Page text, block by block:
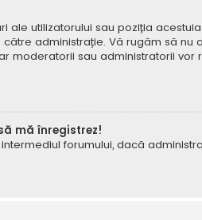
utilizatorului sau poziția
administrație. Vă rugăm să
moderatorii sau administratorii
mă înregistrez!
forumului, dacă